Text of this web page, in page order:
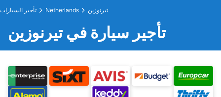
تأجير السيارات Netherlands تيرنوزين
تأجير سيارة في تيرنوزين